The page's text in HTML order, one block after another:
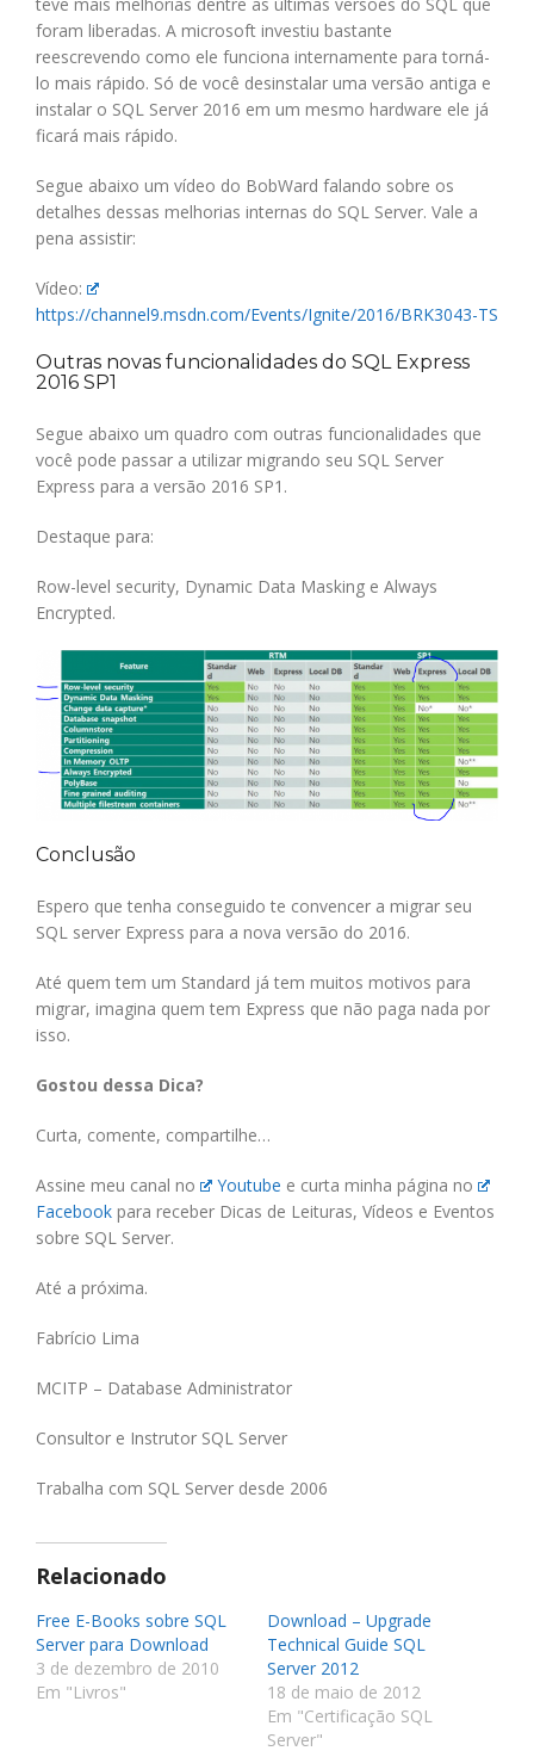
foram liberadas. A microsoft investiu bastante
reescrevendo como ele funciona internamente para torná-
lo mais rápido. Só de você desinstalar uma versão antiga e
instalar o SQL Server 2016 em um mesmo hardware ele já
ficará mais rápido.
Segue abaixo um vídeo do BobWard falando sobre os
detalhes dessas melhorias internas do SQL Server. Vale a
pena assistir:
Vídeo:
https://channel9.msdn.com/Events/Ignite/2016/BRK3043-TS
Outras novas funcionalidades do SQL Express
2016 SP1
Segue abaixo um quadro com outras funcionalidades que
você pode passar a utilizar migrando seu SQL Server
Express para a versão 2016 SP1.
Destaque para:
Row-level security, Dynamic Data Masking e Always
Encrypted.
Conclusão
Espero que tenha conseguido te convencer a migrar seu
SQL server Express para a nova versão do 2016.
Até quem tem um Standard já tem muitos motivos para
migrar, imagina quem tem Express que não paga nada por
isso.
Gostou dessa Dica?
Curta, comente, compartilhe…
Assine meu canal no Youtube e curta minha página no
Facebook para receber Dicas de Leituras, Vídeos e Eventos
sobre SQL Server.
Até a próxima.
Fabrício Lima
MCITP – Database Administrator
Consultor e Instrutor SQL Server
Trabalha com SQL Server desde 2006
Relacionado
Free E-Books sobre SQL
Server para Download
3 de dezembro de 2010
Em "Livros"
Download – Upgrade
Technical Guide SQL
Server 2012
18 de maio de 2012
Em "Certificação SQL
Server"